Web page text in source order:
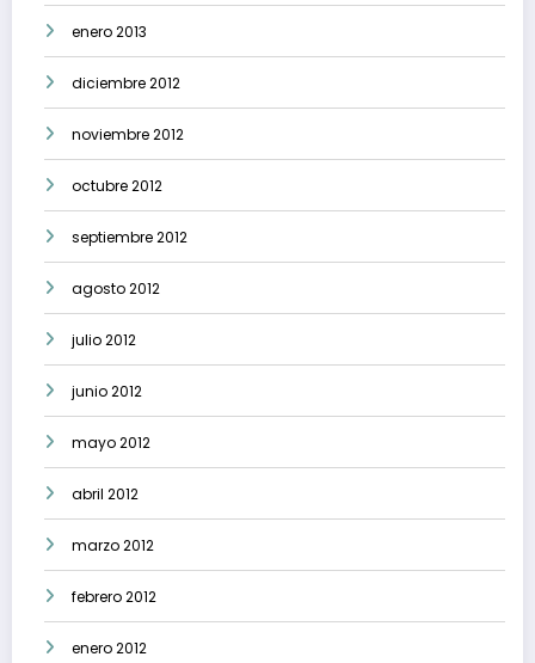
enero 2013
diciembre 2012
noviembre 2012
octubre 2012
septiembre 2012
agosto 2012
julio 2012
junio 2012
mayo 2012
abril 2012
marzo 2012
febrero 2012
enero 2012